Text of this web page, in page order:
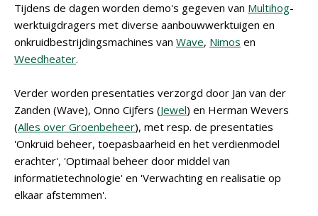
Tijdens de dagen worden demo's gegeven van Multihog-
werktuigdragers met diverse aanbouwwerktuigen en
onkruidbestrijdingsmachines van Wave, Nimos en
Weedheater.
Verder worden presentaties verzorgd door Jan van der
Zanden (Wave), Onno Cijfers (Jewel) en Herman Wevers
(Alles over Groenbeheer), met resp. de presentaties
'Onkruid beheer, toepasbaarheid en het verdienmodel
erachter', 'Optimaal beheer door middel van
informatietechnologie' en 'Verwachting en realisatie op
elkaar afstemmen'.